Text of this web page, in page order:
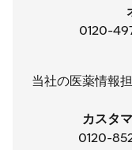
0120-
当社の医薬情報
カスタ
0120-